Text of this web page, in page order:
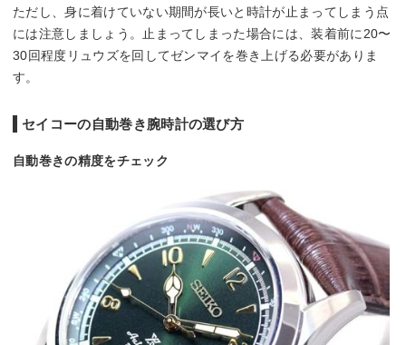
ただし、身に着けていない期間が長いと時計が止まってしまう点
には注意しましょう。止まってしまった場合には、装着前に20〜
30回程度リュウズを回してゼンマイを巻き上げる必要がありま
す。
セイコーの自動巻き腕時計の選び方
自動巻きの精度をチェック